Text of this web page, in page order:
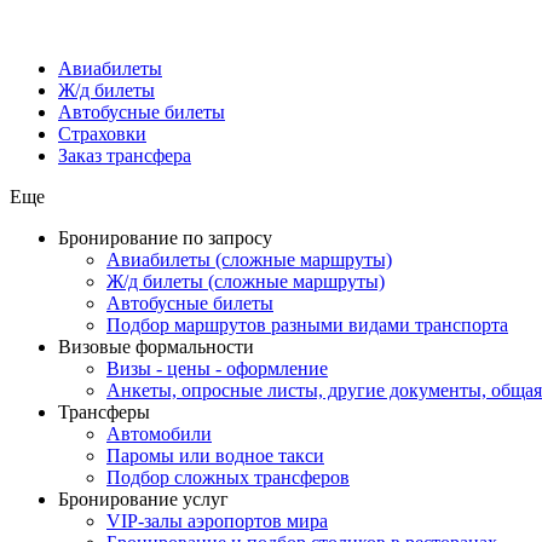
Авиабилеты
Ж/д билеты
Автобусные билеты
Страховки
Заказ трансфера
Еще
Бронирование по запросу
Авиабилеты (сложные маршруты)
Ж/д билеты (сложные маршруты)
Автобусные билеты
Подбор маршрутов разными видами транспорта
Визовые формальности
Визы - цены - оформление
Анкеты, опросные листы, другие документы,
Трансферы
Автомобили
Паромы или водное такси
Подбор сложных трансферов
Бронирование услуг
VIP-залы аэропортов мира